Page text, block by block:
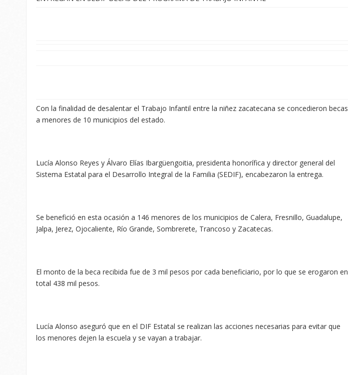
Con la finalidad de desalentar el Trabajo Infantil entre la niñez zacatecana se concedieron becas
a menores de 10 municipios del estado.
Lucía Alonso Reyes y Álvaro Elías Ibargüengoitia, presidenta honorífica y director general del
Sistema Estatal para el Desarrollo Integral de la Familia (SEDIF), encabezaron la entrega.
Se benefició en esta ocasión a 146 menores de los municipios de Calera, Fresnillo, Guadalupe,
Jalpa, Jerez, Ojocaliente, Río Grande, Sombrerete, Trancoso y Zacatecas.
El monto de la beca recibida fue de 3 mil pesos por cada beneficiario, por lo que se erogaron en
total 438 mil pesos.
Lucía Alonso aseguró que en el DIF Estatal se realizan las acciones necesarias para evitar que
los menores dejen la escuela y se vayan a trabajar.